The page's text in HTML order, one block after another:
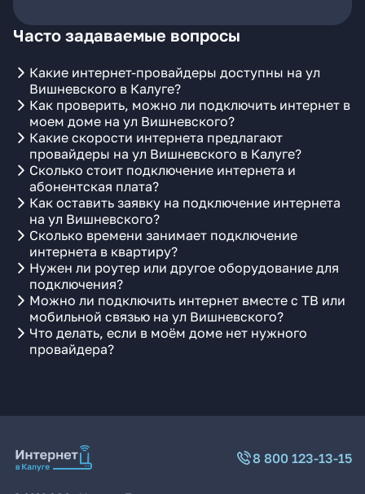
Часто задаваемые вопросы
Какие интернет-провайдеры доступны на ул
Вишневского в Калуге?
Как проверить, можно ли подключить интернет в
моем доме на ул Вишневского?
Какие скорости интернета предлагают
провайдеры на ул Вишневского в Калуге?
Сколько стоит подключение интернета и
абонентская плата?
Как оставить заявку на подключение интернета
на ул Вишневского?
Сколько времени занимает подключение
интернета в квартиру?
Нужен ли роутер или другое оборудование для
подключения?
Можно ли подключить интернет вместе с ТВ или
мобильной связью на ул Вишневского?
Что делать, если в моём доме нет нужного
провайдера?
8 800 123-13-15